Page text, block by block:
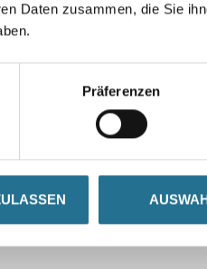
Daten zusammen, die Sie
Präferenzen